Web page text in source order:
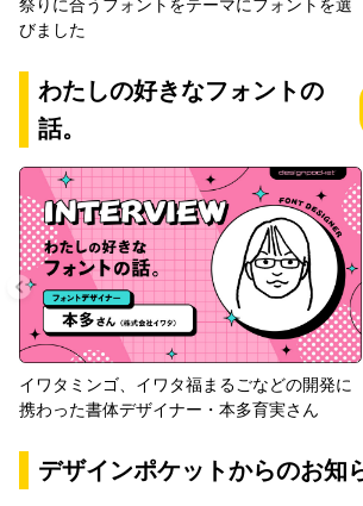
祭りに合うフォントをテーマにフォントを選
びました
わたしの好きなフォントの
話。
イワタミンゴ、イワタ福まるごなどの開発に
携わった書体デザイナー・本多育実さん
デザインポケットからのお知